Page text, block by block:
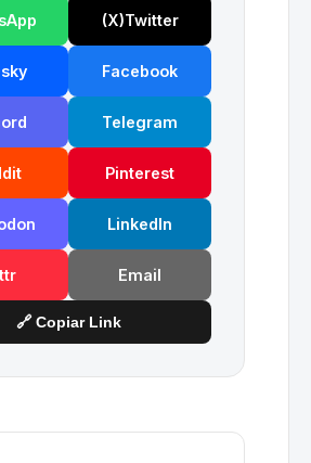
(X)Twitter
Facebook
Telegram
Pinterest
LinkedIn
Email
🔗 Copiar Link